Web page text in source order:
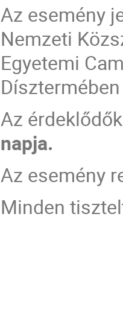
Az esemény
Nemzeti
Egyetemi
Dísztermében
Az
napja.
Az esemény
Minden